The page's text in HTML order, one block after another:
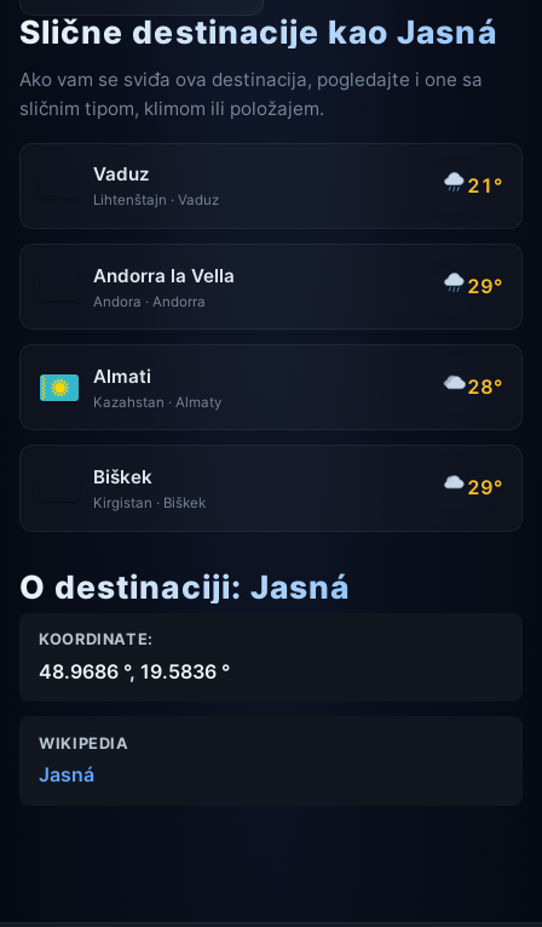
Slične destinacije kao Jasná
Ako vam se sviđa ova destinacija, pogledajte i one sa
sličnim tipom, klimom ili položajem.
Vaduz
Lihtenštajn · Vaduz
21°
Andorra la Vella
Andora · Andorra
29°
Almati
Kazahstan · Almaty
28°
Biškek
Kirgistan · Biškek
29°
O destinaciji: Jasná
KOORDINATE:
48.9686 °, 19.5836 °
WIKIPEDIA
Jasná